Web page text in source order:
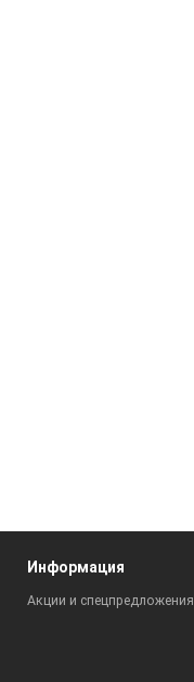
Информация
Акции и спецпредложения